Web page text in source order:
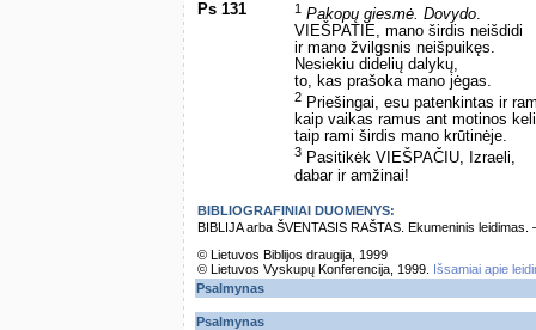
Ps 131 1 Pakopų giesmė. Dovydo.
VIEŠPATIE, mano širdis neišdidi
ir mano žvilgsnis neišpuikęs.
Nesiekiu didelių dalykų,
to, kas prašoka mano jėgas.
2 Priešingai, esu patenkintas ir
kaip vaikas ramus ant motinos
taip rami širdis mano krūtinėje.
3 Pasitikėk VIEŠPAČIU, Izraeli,
dabar ir amžinai!
BIBLIOGRAFINIAI DUOMENYS:
BIBLIJA arba ŠVENTASIS RAŠTAS. Ekumeninis
© Lietuvos Biblijos draugija, 1999
© Lietuvos Vyskupų Konferencija, 1999.
Išsamiai apie
Psalmynas
Psalmynas